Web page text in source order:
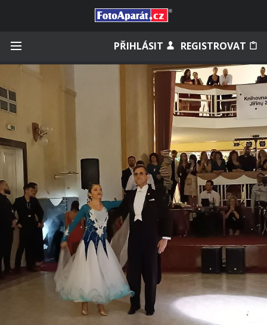
PŘIHLÁSIT REGISTROVAT
Zapamatovat
Zapomněli jste heslo?
Měli jste účet na starém webu?